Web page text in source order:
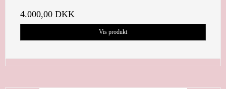
4.000,00 DKK
Vis produkt